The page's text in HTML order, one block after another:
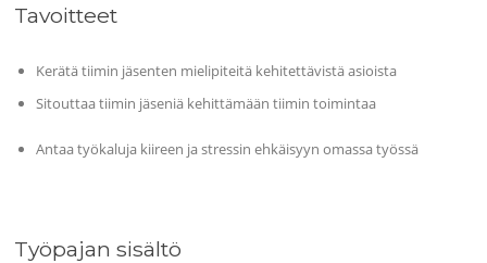
Tavoitteet
Kerätä tiimin jäsenten mielipiteitä kehitettävistä asioista
Sitouttaa tiimin jäseniä kehittämään tiimin toimintaa
Antaa työkaluja kiireen ja stressin ehkäisyyn omassa työssä
Työpajan sisältö